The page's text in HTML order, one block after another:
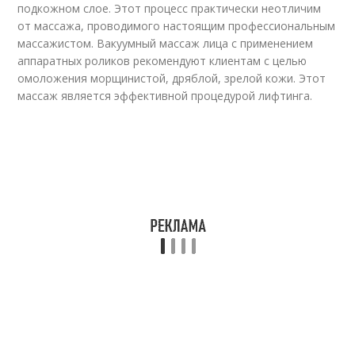
подкожном слое. Этот процесс практически неотличим
от массажа, проводимого настоящим профессиональным
массажистом. Вакуумный массаж лица с применением
аппаратных роликов рекомендуют клиентам с целью
омоложения морщинистой, дряблой, зрелой кожи. Этот
массаж является эффективной процедурой лифтинга.